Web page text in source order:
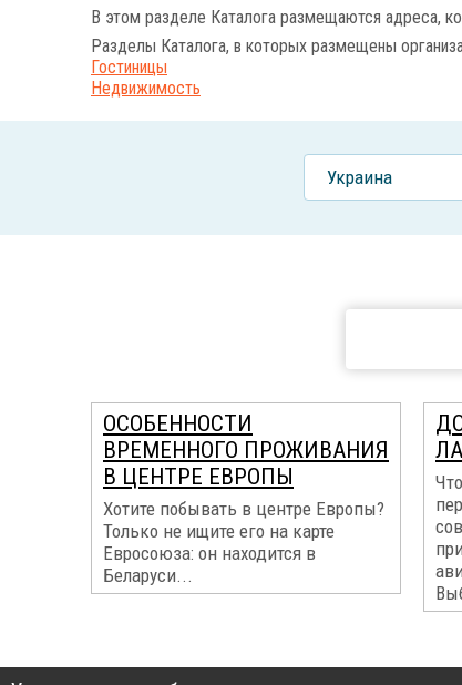
В этом разделе Каталога размещаются адреса,
Разделы Каталога, в которых размещены
Гостиницы
Недвижимость
Украина
ОСОБЕННОСТИ
ВРЕМЕННОГО ПРОЖИВАНИЯ
В ЦЕНТРЕ ЕВРОПЫ
Хотите побывать в центре Европы?
Только не ищите его на карте
Евросоюза: он находится в
Беларуси...